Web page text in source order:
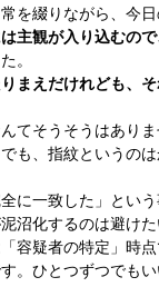
を綴りながら、今日
は主観が入り込むの
。
りまえだけれども、
てそうそうはあり
も、指紋というの
に一致した」とい
沼化するのは避けた
容疑者の特定」時点
。ひとつずつでも